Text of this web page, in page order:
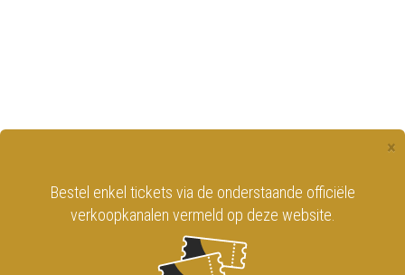
×
Bestel enkel tickets via de onderstaande officiële
verkoopkanalen vermeld op deze website.